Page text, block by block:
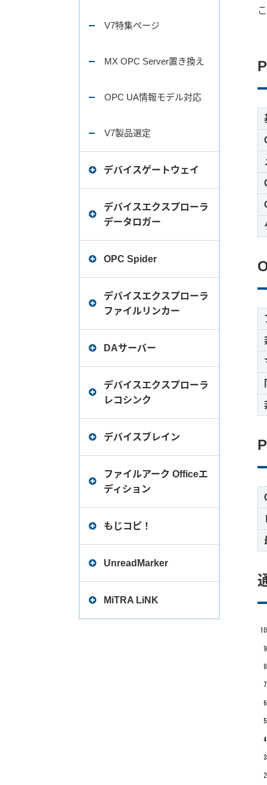
V7特集ページ
MX OPC Server置き換え
OPC UA情報モデル対応
V7製品選定
デバイスゲートウェイ
ラインナップ
リリースノート
パートナー認定取得
対応機種一覧
デバイスエクスプローラ
データロガー
一般性能仕様
リリースノート
V3特集ページ
OPC Spider
一般性能仕様
リリースノート
デバイスエクスプローラ
ファイルリンカー
リリースノート
一般性能仕様
DAサーバー
一般性能仕様
リリースノート
デバイスエクスプローラ
レコシンク
対応機種一覧
リリースノート
一般仕様
デバイスブレイン
一般性能仕様
リリースノート
ファイルアーク Officeエ
ディション
一般性能仕様
リリースノート
RPAコラボキャンペーン
もじコピ！
オンラインヘルプ
動作要件
UnreadMarker
オンラインマニュアル
MiTRA LiNK